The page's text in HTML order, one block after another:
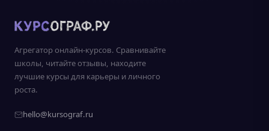
Агрегатор онлайн-курсов. Сравнивайте
школы, читайте отзывы, находите
лучшие курсы для карьеры и личного
роста.
hello@kursograf.ru